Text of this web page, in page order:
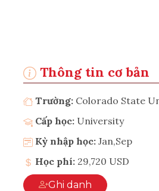
Thông tin cơ bản
Trường: Colorado State
Cấp học: University
Kỳ nhập học: Jan,Sep
Học phí: 29,720 USD
Ghi danh